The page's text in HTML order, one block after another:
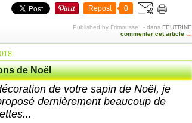
Repost 0
Published by Frimousse - dans FEUTRINE
commenter cet article
de Noël
de votre sapin de Noël, je
dernièrement beaucoup de